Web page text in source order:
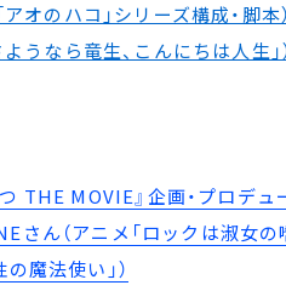
オのハコ」シリーズ構成・脚本）
うなら竜生、こんにちは人生」
THE MOVIE』企画・プロデュ
ん（アニメ「ロックは淑女の
魔法使い」）⁠⁠⁠